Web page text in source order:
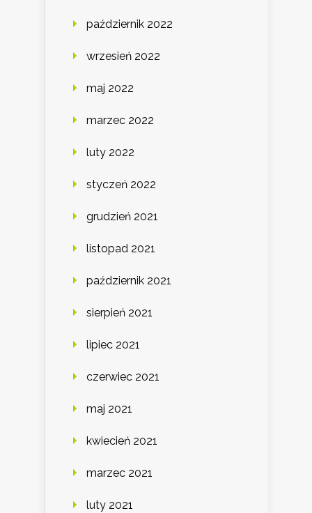
październik 2022
wrzesień 2022
maj 2022
marzec 2022
luty 2022
styczeń 2022
grudzień 2021
listopad 2021
październik 2021
sierpień 2021
lipiec 2021
czerwiec 2021
maj 2021
kwiecień 2021
marzec 2021
luty 2021